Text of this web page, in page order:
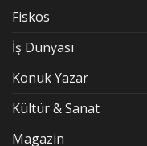
Fiskos
İş Dünyası
Konuk Yazar
Kültür & Sanat
Magazin